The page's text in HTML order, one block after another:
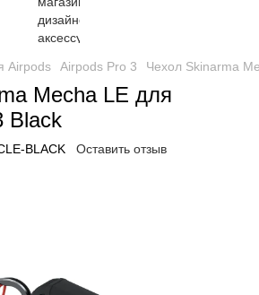
Airpods Airpods Pro 3 Чехол Skinarma
Mecha LE для
Black
BLACK Оставить отзыв